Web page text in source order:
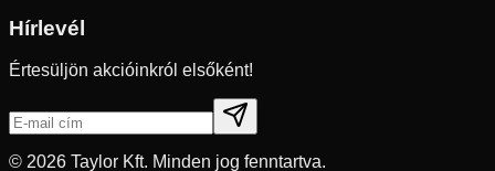
Hírlevél
Értesüljön akcióinkról elsőként!
© 2026 Taylor Kft. Minden jog fenntartva.